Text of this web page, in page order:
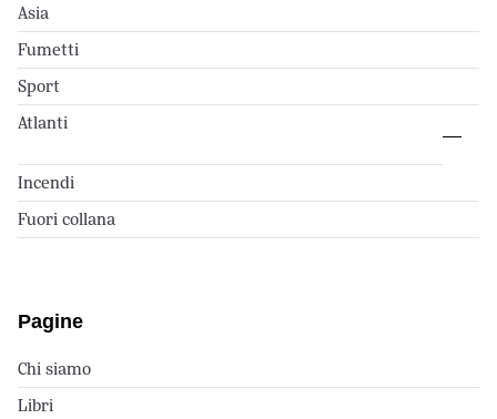
Asia
Fumetti
Sport
Atlanti
Incendi
Fuori collana
Pagine
Chi siamo
Libri